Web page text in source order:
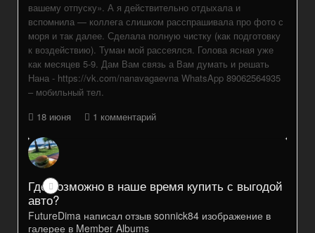
вашему отпуску». А я действительно отдыхала и
вспомнила — коллега слишком расспрашивала про фото с
моря и так далее. Сделала полную чистку (как подготовку
к воздействию). Туман мой рассеялся. Голова ясная уже
как месяцев 5-9. Дам Вам связь а Вам думать и решать
Нана - https://vk.com/nanavagaevna WhatsApp 89062564935
– мобильный тел.
18 июня
1 комментарий
Где возможно в наше время купить с выгодой
авто?
FutureDima написал отзыв sonnick84 изображение в
галерее в Member Albums